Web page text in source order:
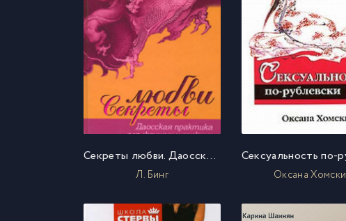
Секреты любви. Даосская практика для женщин и мужчин
Л. Бинг Оксана Хомски